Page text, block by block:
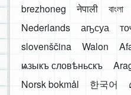
brezhoneg
नेपाली বাংলা
Nederlands
аҧсуа
slovenščina
Walon
ѩзыкъ словѣньскъ
Norsk bokmål
한국어